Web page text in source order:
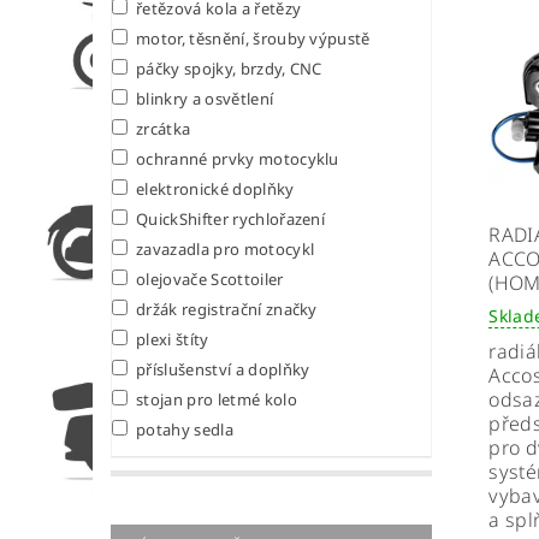
řetězová kola a řetězy
motor, těsnění, šrouby výpustě
páčky spojky, brzdy, CNC
blinkry a osvětlení
zrcátka
ochranné prvky motocyklu
elektronické doplňky
QuickShifter rychlořazení
zavazadla pro motocykl
olejovače Scottoiler
držák registrační značky
plexi štíty
příslušenství a doplňky
stojan pro letmé kolo
potahy sedla
pro
a